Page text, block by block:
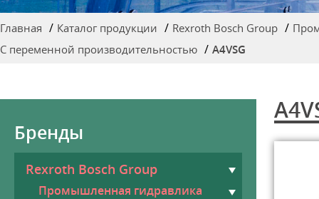
Главная Каталог продукции Rexroth Bosch Group
С переменной производительностью
A4VSG
Бренды
Rexroth Bosch Group
Промышленная гидравлика